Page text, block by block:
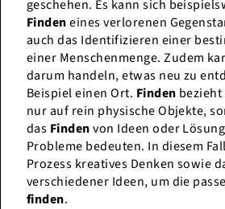
geschehen. Es kann sich
Findeneines verlorenen
auch das Identifizieren einer
einer Menschenmenge. Zudem
darum handeln, etwas neu zu
Beispiel einen Ort. Finden
nur auf rein physische Objekte,
das Findenvon Ideen oder
Probleme bedeuten. In diesem
Prozess kreatives Denken sowie
verschiedener Ideen, um die
finden.